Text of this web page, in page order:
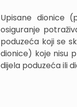
Upisane dionice
osiguranje
poduzeća koji se
dionice) koje nisu
dijela poduzeća ili